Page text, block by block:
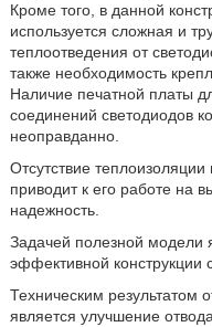
Кроме того, в данной
используется сложная и
теплоотведения от
также необходимость
Наличие печатной платы
соединений светодиодов
неоправданно.
Отсутствие
приводит к его работе на
надежность.
Задачей полезной модели
эффективной конструкции
Техническим результатом
является улучшение